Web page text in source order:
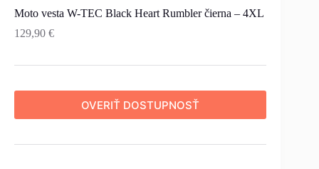
Moto vesta W-TEC Black Heart Rumbler čierna – 4XL
129,90 €
OVERIŤ DOSTUPNOSŤ